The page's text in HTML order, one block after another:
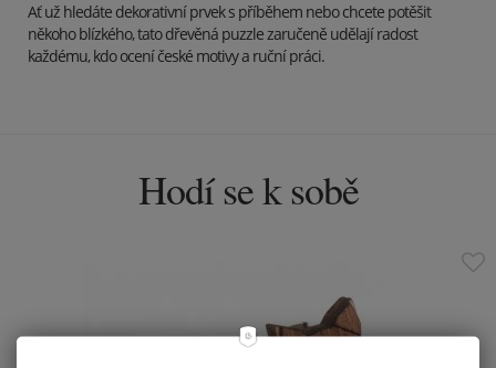
Ať už hledáte dekorativní prvek s příběhem nebo chcete potěšit
někoho blízkého, tato dřevěná puzzle zaručeně udělají radost
každému, kdo ocení české motivy a ruční práci.
Hodí se k sobě